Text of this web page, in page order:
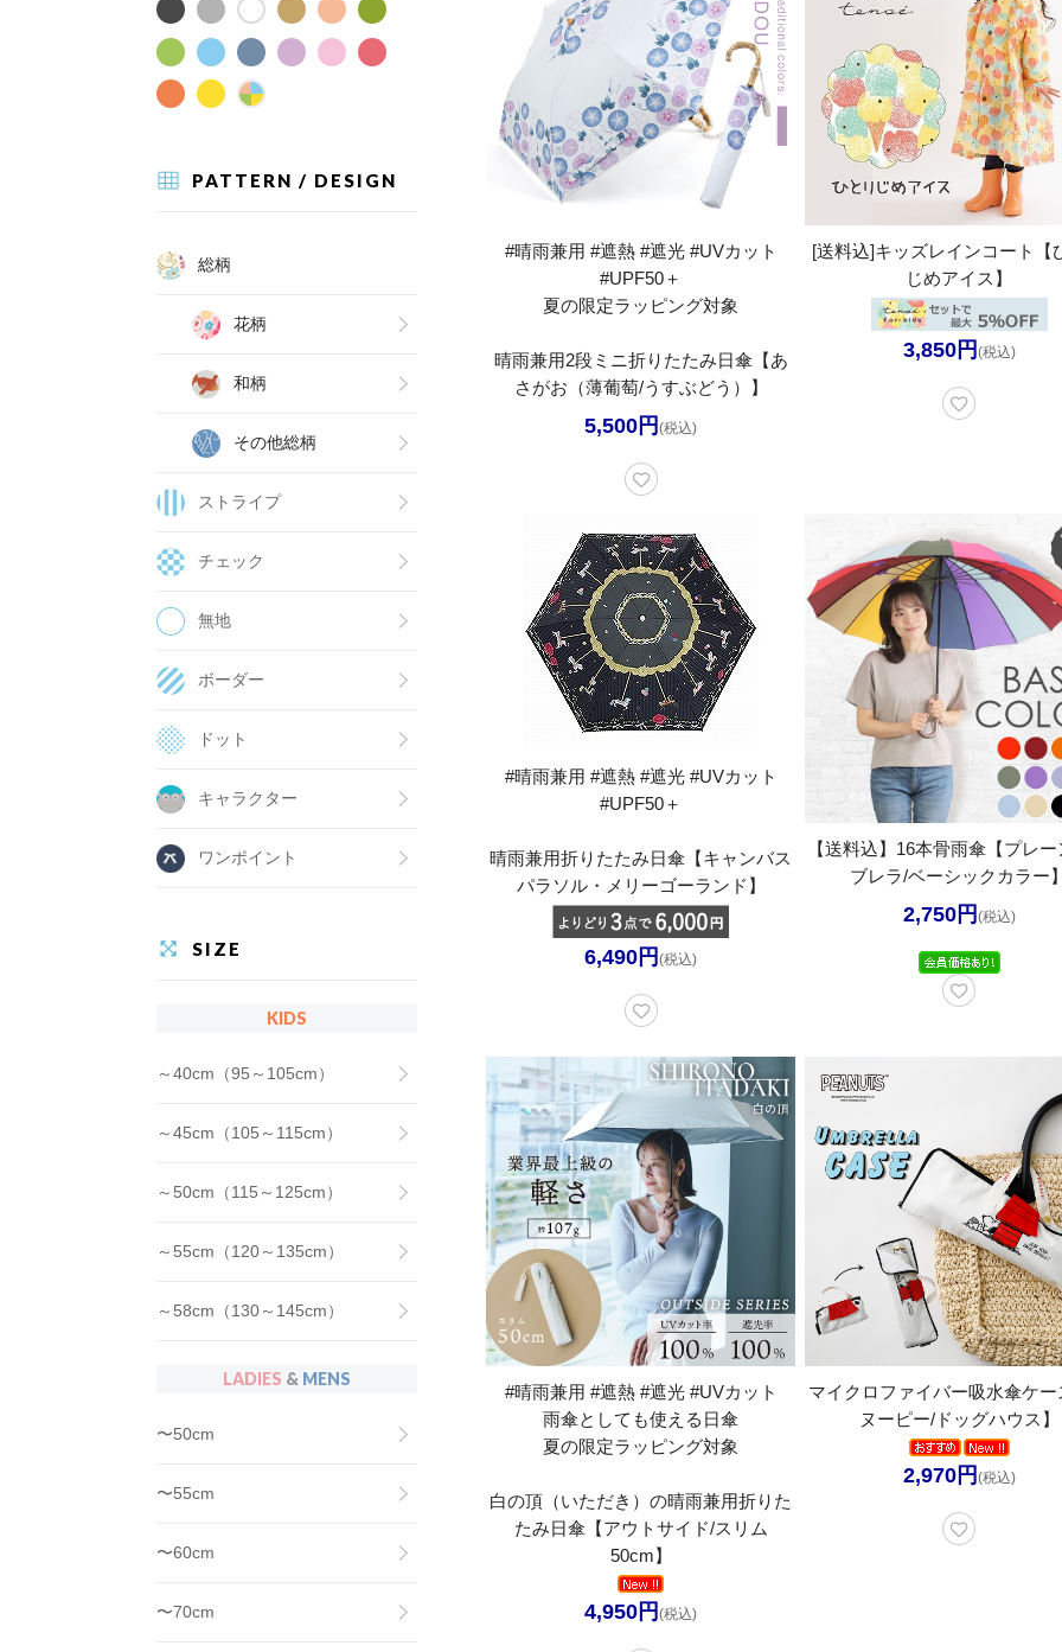
PATTERN / DESIGN
総柄
花柄
和柄
その他総柄
ストライプ
チェック
無地
ボーダー
ドット
キャラクター
ワンポイント
SIZE
KIDS
～40cm（95～105cm）
～45cm（105～115cm）
～50cm（115～125cm）
～55cm（120～135cm）
～58cm（130～145cm）
LADIES & MENS
〜50cm
〜55cm
〜60cm
〜70cm
#晴雨兼用 #遮熱 #遮光 #UVカット
#UPF50＋
夏の限定ラッピング対象
晴雨兼用2段ミニ折りたたみ日傘【あ
さがお（薄葡萄/うすぶどう）】
5,500円 (税込)
[送料込]キッズレインコート【
じめアイス】
3,850円 (税込)
#晴雨兼用 #遮熱 #遮光 #UVカット
#UPF50＋
晴雨兼用折りたたみ日傘【キャンバス
パラソル・メリーゴーランド】
6,490円 (税込)
【送料込】16本骨雨傘【プレ
ブレラ/ベーシックカラー
2,750円 (税込)
#晴雨兼用 #遮熱 #遮光 #UVカット
雨傘としても使える日傘
夏の限定ラッピング対象
白の頂（いただき）の晴雨兼用折りた
たみ日傘【アウトサイド/スリム
50cm】
4,950円 (税込)
マイクロファイバー吸水傘ケー
ヌーピー/ドッグハウス】
2,970円 (税込)